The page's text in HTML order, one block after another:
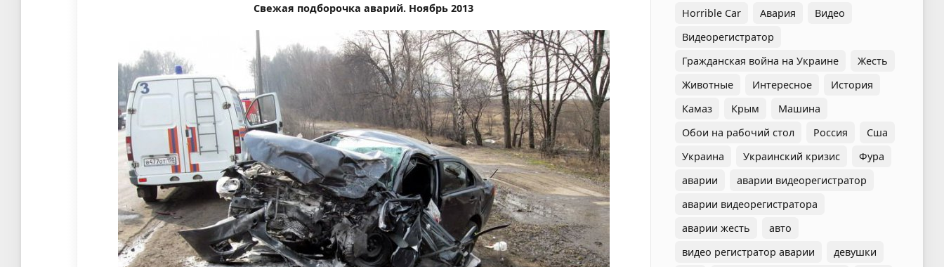
Свежая подборочка аварий. Ноябрь 2013
Horrible Car
Авария
Видео
Видеорегистратор
Гражданская война на Украине
Жесть
Животные
Интересное
История
Камаз
Крым
Машина
Обои на рабочий стол
Россия
Сша
Украина
Украинский кризис
Фура
аварии
аварии видеорегистратор
аварии видеорегистратора
аварии жесть
авто
видео регистратор аварии
девушки